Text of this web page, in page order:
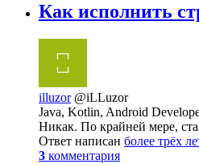
Как исполнить
illuzor @iLLuzor
Java, Kotlin, Android
Никак. По крайней мере,
Ответ написан более трёх
3 комментария